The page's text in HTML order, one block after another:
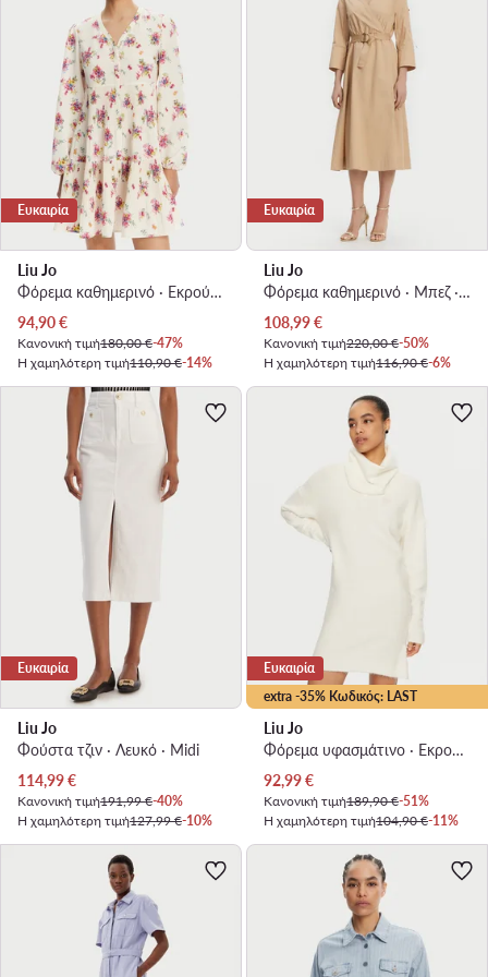
Ευκαιρία
Liu Jo
Φόρεμα καθημερινό · Εκρού · Mini
Τρέχουσα τιμή
94,90€
Κανονική τιμή180,00 €-47%
Η χαμηλότερη τιμή110,90 €-14%
Ευκαιρία
Liu Jo
Φόρεμα καθημερινό · Μπεζ · Midi
Τρέχουσα τιμή
108,99€
Κανονική τιμή220,00 €-50%
Η χαμηλότερη τιμή116,90 €-6%
Ευκαιρία
Liu Jo
Φούστα τζιν · Λευκό · Midi
Τρέχουσα τιμή
114,99€
Κανονική τιμή191,99 €-40%
Η χαμηλότερη τιμή127,99 €-10%
extra -35% Κωδικός: LAST
Ευκαιρία
Liu Jo
Φόρεμα υφασμάτινο · Εκρού · Mini
Τρέχουσα τιμή
92,99€
Κανονική τιμή189,90 €-51%
Η χαμηλότερη τιμή104,90 €-11%